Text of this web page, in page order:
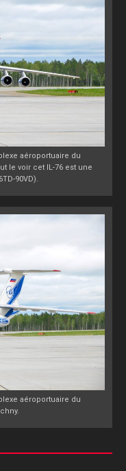
aéroportuaire du
le voir cet IL-76 est une
90VD).
aéroportuaire du